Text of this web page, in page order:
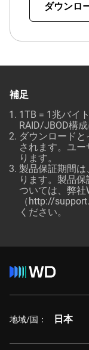
ダウンロ
補足
1TB = 1兆バイ
RAID/JBOD構
ダウンロード
されます。ユ
ります。
製品保証期間
ります。製品
ついては、弊社
（http://
ください。
地域/国： 日本